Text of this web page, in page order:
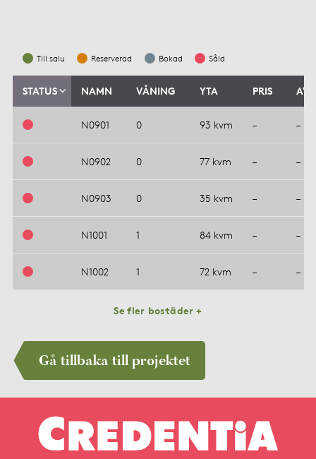
Till salu Reserverad Bokad Såld
STATUS NAMN VÅNING YTA PRIS
N0901 0 93 kvm – –
N0902 0 77 kvm – –
N0903 0 35 kvm – –
N1001 1 84 kvm – –
N1002 1 72 kvm – –
Se fler bostäder +
Gå tillbaka till projektet